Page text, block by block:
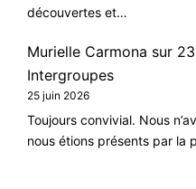
découvertes et…
Murielle Carmona sur
Intergroupes
25 juin 2026
Toujours convivial. Nous
nous étions présents par la